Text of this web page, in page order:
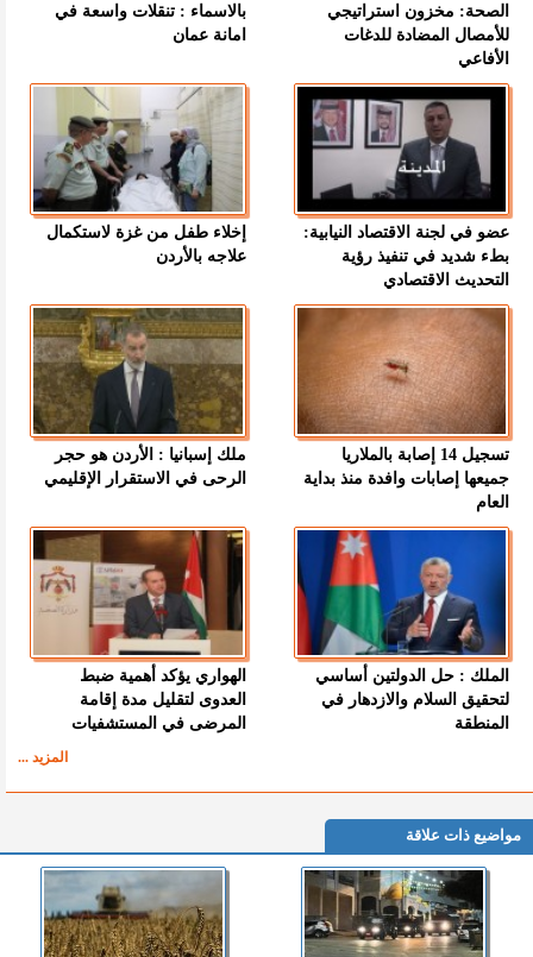
الصحة: مخزون استراتيجي
للأمصال المضادة للدغات
الأفاعي
بالاسماء : تنقلات واسعة في
امانة عمان
عضو في لجنة الاقتصاد النيابية:
بطء شديد في تنفيذ رؤية
التحديث الاقتصادي
إخلاء طفل من غزة لاستكمال
علاجه بالأردن
تسجيل 14 إصابة بالملاريا
جميعها إصابات وافدة منذ بداية
العام
ملك إسبانيا : الأردن هو حجر
الرحى في الاستقرار الإقليمي
الملك : حل الدولتين أساسي
لتحقيق السلام والازدهار في
المنطقة
الهواري يؤكد أهمية ضبط
العدوى لتقليل مدة إقامة
المرضى في المستشفيات
المزيد ...
مواضيع ذات علاقة